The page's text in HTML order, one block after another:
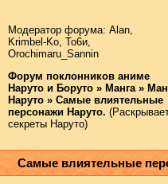
Модератор форума: Аlаn,
Krimbel-Ko, То6и,
Orochimaru_Sannin
Форум поклонников аниме
Наруто и Боруто » Манга »
Наруто » Самые влиятельные
персонажи Наруто.
секреты Наруто)
Самые влиятельные